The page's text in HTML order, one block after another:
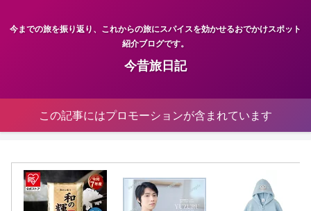
今までの旅を振り返り、これからの旅にスパイスを効かせるおでかけスポット
紹介ブログです。
今昔旅日記
この記事にはプロモーションが含まれています